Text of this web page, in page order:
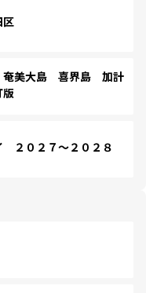
美大島 喜界島 加計
０２７～２０２８